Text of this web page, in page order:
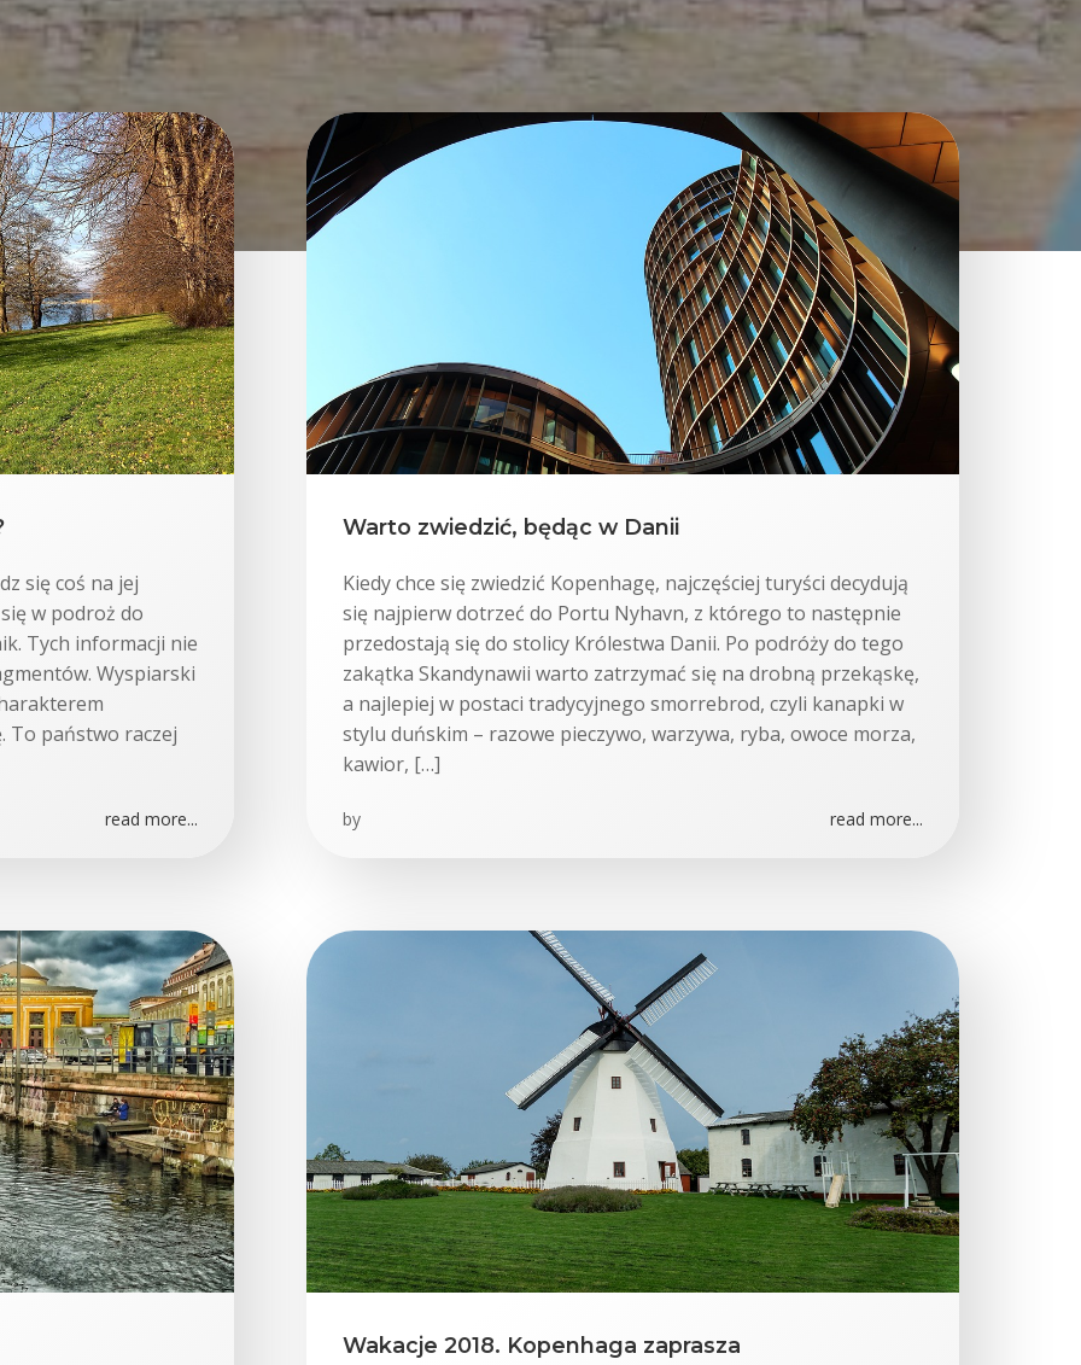
się coś na jej
w podroż do
Tych informacji nie
Wyspiarski
To państwo raczej
read more...
Warto zwiedzić, będąc w Danii
Kiedy chce się zwiedzić Kopenhagę, najczęściej turyści decydują
się najpierw dotrzeć do Portu Nyhavn, z którego to następnie
przedostają się do stolicy Królestwa Danii. Po podróży do tego
zakątka Skandynawii warto zatrzymać się na drobną przekąskę,
a najlepiej w postaci tradycyjnego smorrebrod, czyli kanapki w
stylu duńskim – razowe pieczywo, warzywa, ryba, owoce morza,
kawior, […]
by read more...
Wakacje 2018. Kopenhaga zaprasza